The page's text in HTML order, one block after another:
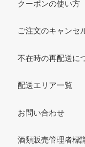
クーポンの使い方
ご注文のキャンセ
不在時の再配送に
配送エリア一覧
お問い合わせ
酒類販売管理者標